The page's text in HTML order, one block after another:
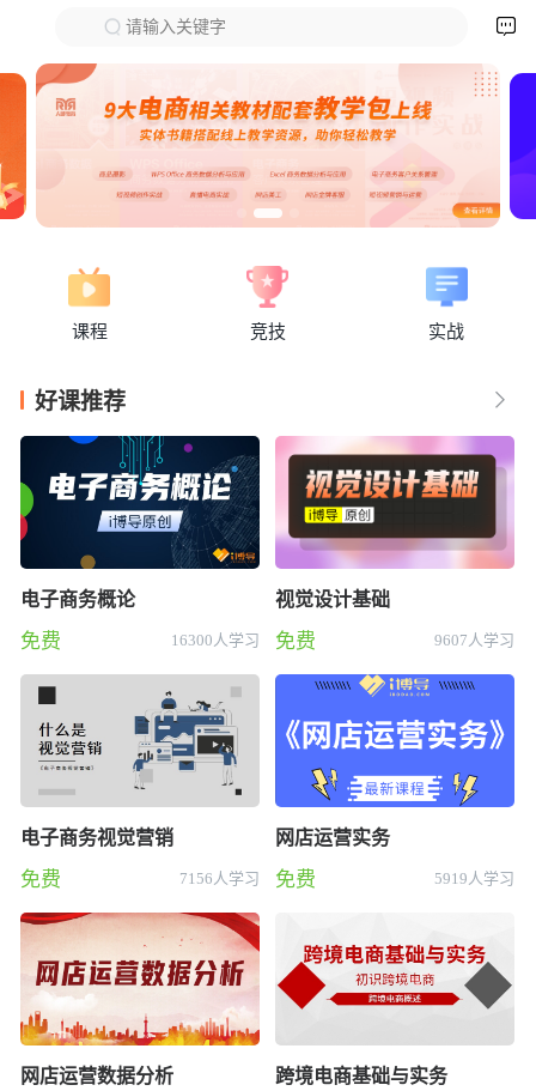
请输入关键字 
课程 竞技 实战
下拉刷新
好课推荐 
电子商务概论
免费 16300人学习
视觉设计基础
免费 9607人学习
电子商务视觉营销
免费 7156人学习
网店运营实务
免费 5919人学习
网店运营数据分析 跨境电商基础与实务